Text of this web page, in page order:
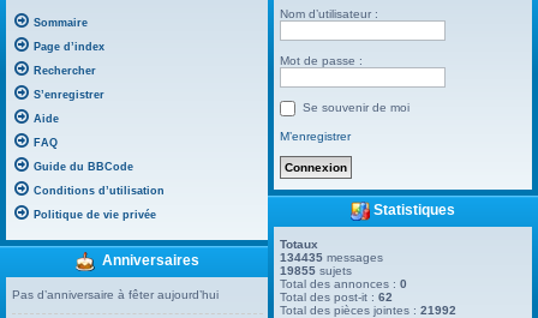
Sommaire
Page d’index
Rechercher
S’enregistrer
Aide
FAQ
Guide du BBCode
Conditions d’utilisation
Politique de vie privée
Anniversaires
Pas d’anniversaire à fêter aujourd’hui
Nom d’utilisateur :
Mot de passe :
Se souvenir de moi
M’enregistrer
Statistiques
Totaux
134435 messages
19855 sujets
Total des annonces :0
Total des post-it :62
Total des pièces jointes :21992